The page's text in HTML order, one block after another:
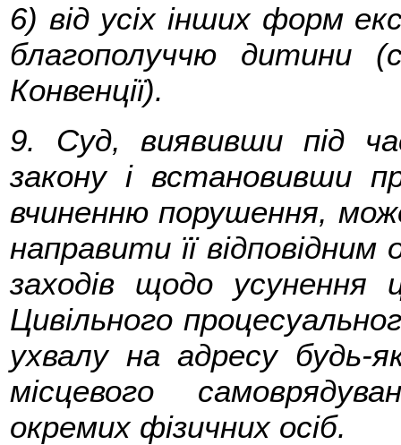
6) від усіх інших форм
благополуччю
Конвенції).
9. Суд, виявивши під
закону і встановивши
вчиненню порушення,
направити її
заходів щодо
Цивільного
ухвалу на адресу будь-
місцевого
окремих фізичних осіб.